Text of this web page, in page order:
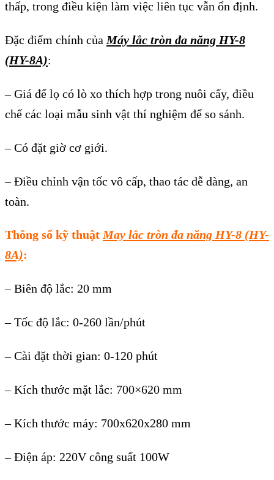
thấp, trong điều kiện làm việc liên tục vẫn ổn định.
Đặc điểm chính của Máy lắc tròn đa năng HY-8
(HY-8A):
– Giá để lọ có lò xo thích hợp trong nuôi cấy, điều
chế các loại mẫu sinh vật thí nghiệm để so sánh.
– Có đặt giờ cơ giới.
– Điều chỉnh vận tốc vô cấp, thao tác dễ dàng, an
toàn.
Thông số kỹ thuậtMay lắc tròn đa năng HY-8 (HY-
8A):
– Biên độ lắc: 20 mm
– Tốc độ lắc: 0-260 lần/phút
– Cài đặt thời gian: 0-120 phút
– Kích thước mặt lắc: 700×620 mm
– Kích thước máy: 700x620x280 mm
– Điện áp: 220V công suất 100W